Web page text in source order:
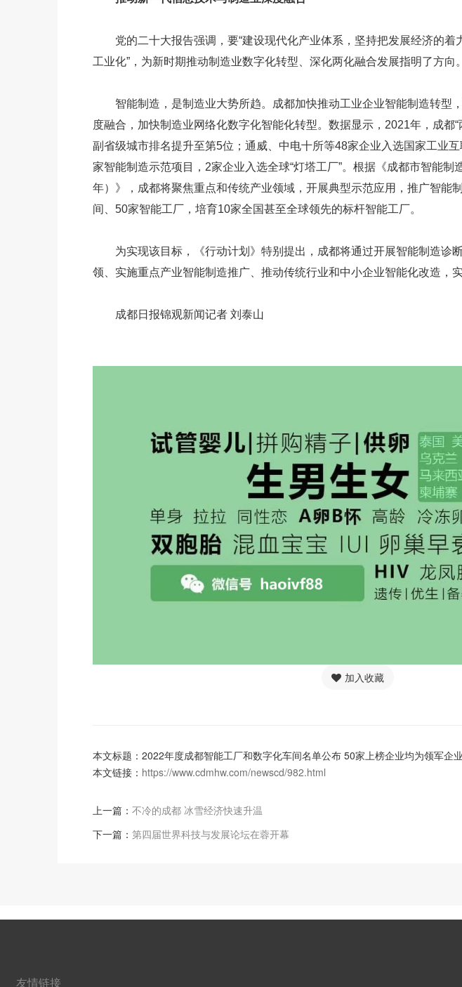
党的二十大报告强调，要“建设现代化产业体系，坚持把发展经济的着
工业化”，为新时期推动制造业数字化转型、深化两化融合发展指明了方向。
智能制造，是制造业大势所趋。成都加快推动工业企业智能制造转型
度融合，加快制造业网络化数字化智能化转型。数据显示，2021年，成都“
副省级城市排名提升至第5位；通威、中电十所等48家企业入选国家工业
家智能制造示范项目，2家企业入选全球“灯塔工厂”。根据《成都市智能制
年）》，成都将聚焦重点和传统产业领域，开展典型示范应用，推广智能
间、50家智能工厂，培育10家全国甚至全球领先的标杆智能工厂。
为实现该目标，《行动计划》特别提出，成都将通过开展智能制造诊
领、实施重点产业智能制造推广、推动传统行业和中小企业智能化改造，
成都日报锦观新闻记者 刘泰山
加入收藏
本文标题：2022年度成都智能工厂和数字化车间名单公布 50家上榜企业均为领军企业
本文链接： https://www.cdmhw.com/newscd/982.html
上一篇： 不冷的成都 冰雪经济快速升温
下一篇： 第四届世界科技与发展论坛在蓉开幕
友情链接